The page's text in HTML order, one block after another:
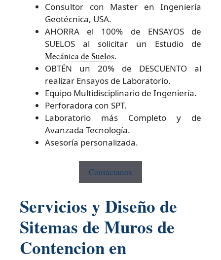
Consultor con Master en Ingeniería
Geotécnica, USA.
AHORRA el 100% de ENSAYOS de
SUELOS al solicitar un Estudio de
Mecánica de Suelos.
OBTÉN un 20% de DESCUENTO al
realizar Ensayos de Laboratorio.
Equipo Multidisciplinario de Ingeniería.
Perforadora con SPT.
Laboratorio más Completo y de
Avanzada Tecnología.
Asesoría personalizada.
Contáctanos
Servicios y Diseño de
Sitemas de Muros de
Contencion en